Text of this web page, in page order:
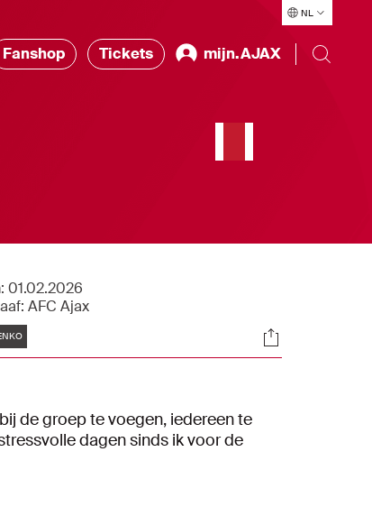
NL
Fanshop Tickets mijn.AJAX
01.02.2026
AFC Ajax
Socials
de groep te voegen, iedereen te
dagen sinds ik voor de